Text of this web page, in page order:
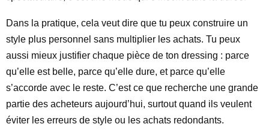
Dans la pratique, cela veut dire que tu peux construire un
style plus personnel sans multiplier les achats. Tu peux
aussi mieux justifier chaque pièce de ton dressing : parce
qu’elle est belle, parce qu’elle dure, et parce qu’elle
s’accorde avec le reste. C’est ce que recherche une grande
partie des acheteurs aujourd’hui, surtout quand ils veulent
éviter les erreurs de style ou les achats redondants.